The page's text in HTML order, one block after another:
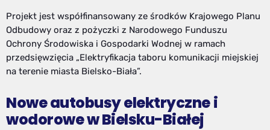
Projekt jest współfinansowany ze środków Krajowego Planu
Odbudowy oraz z pożyczki z Narodowego Funduszu
Ochrony Środowiska i Gospodarki Wodnej w ramach
przedsięwzięcia „Elektryfikacja taboru komunikacji miejskiej
na terenie miasta Bielsko-Biała”.
Nowe autobusy elektryczne i
wodorowe w Bielsku-Białej